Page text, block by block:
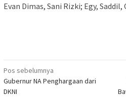
Evan Dimas, Sani Rizki; Egy, Saddil,
Navigasi
pos
Pos sebelumnya
Gubernur NA Penghargaan dari
DKNI